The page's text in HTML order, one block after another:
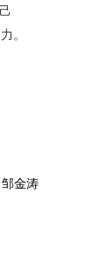
。
金涛